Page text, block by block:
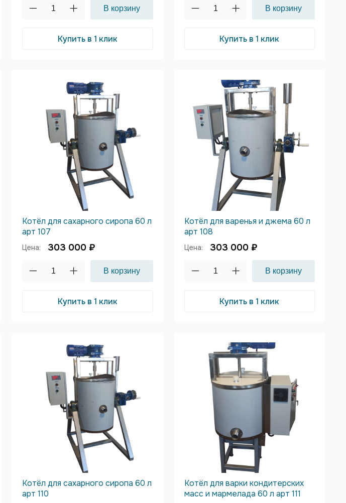
Купить в 1 клик Купить в 1 клик
Котёл для сахарного сиропа 60 л
арт 107
Цена: 303 000 ₽
Купить в 1 клик
Котёл для варенья и джема 60 л
арт 108
Цена: 303 000 ₽
Купить в 1 клик
Котёл для сахарного сиропа 60 л
арт 110
Котёл для варки кондитерских
масс и мармелада 60 л арт 111